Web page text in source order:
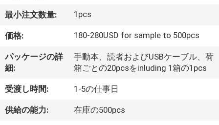
ビ
デ
私
達
最小注文数量: 1pcs
価格: 180-280USD for sample to 500pcs
パッケージの詳
細:
手動本、読者およびUSBケーブル、荷
箱ごとの20pcsをinluding 1箱の1pcs
受渡し時間: 1-5の仕事日
供給の能力: 在庫の500pcs